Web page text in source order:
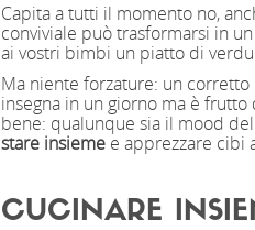
Capita a tutti il momento no,
conviviale può trasformarsi in un
ai vostri bimbi un piatto di
Ma niente forzature: un
insegna in un giorno ma è
bene: qualunque sia il mood
stare insieme e apprezzare cibi
CUCINARE